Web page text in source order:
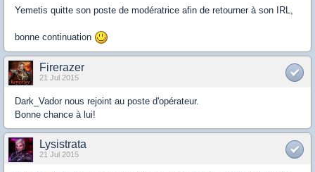
Yemetis quitte son poste de modératrice afin de retourner à son IRL,
bonne continuation
Firerazer
21 Jul 2015
Dark_Vador nous rejoint au poste d'opérateur.
Bonne chance à lui!
Lysistrata
21 Jul 2015